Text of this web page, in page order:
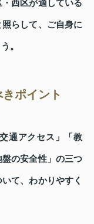
西区が適している
らして、ご自身に
。
ポイント
通アクセス」「教
の安全性」の三つ
て、わかりやすく